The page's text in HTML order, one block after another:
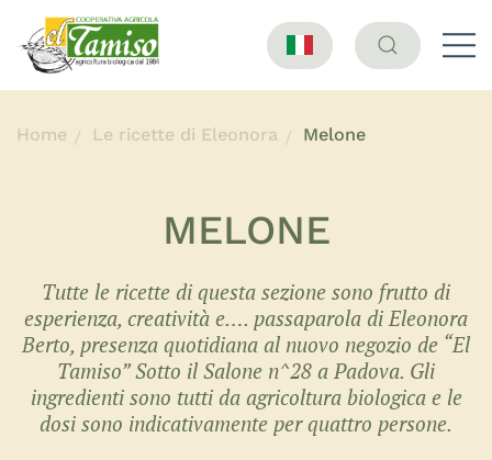
Home Le ricette di Eleonora Melone
MELONE
Tutte le ricette di questa sezione sono frutto di
esperienza, creatività e…. passaparola di Eleonora
Berto, presenza quotidiana al nuovo negozio de “El
Tamiso” Sotto il Salone n^28 a Padova. Gli
ingredienti sono tutti da agricoltura biologica e le
dosi sono indicativamente per quattro persone.